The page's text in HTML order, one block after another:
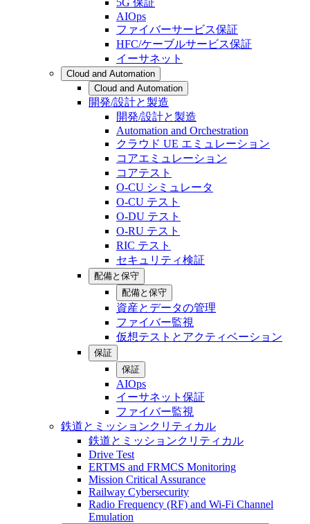
5G 保証
AIOps
ファイバーサービス保証
HFC/ケーブルサービス保証
イーサネット
Cloud and Automation
Cloud and Automation
開発/設計と製造
開発/設計と製造
Automation and Orchestration
クラウド UE エミュレーション
コアエミュレーション
コアテスト
O-CU シミュレータ
O-CU テスト
O-DU テスト
O-RU テスト
RIC テスト
セキュリティ検証
配備と保守
配備と保守
資産とデータの管理
ファイバー監視
仮想テストとアクティベーション
保証
保証
AIOps
イーサネット保証
ファイバー監視
鉄道とミッションクリティカル
鉄道とミッションクリティカル
Drive Test
ERTMS and FRMCS Monitoring
Mission Critical Assurance
Railway Cybersecurity
Radio Frequency (RF) and Wi-Fi Channel
Emulation